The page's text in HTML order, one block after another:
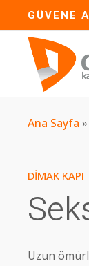
GÜVENE
Ana Sayfa
DIMAK KAPI
Uzun